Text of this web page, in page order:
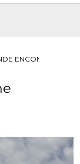
NO TRANSITO
ENCONTRO